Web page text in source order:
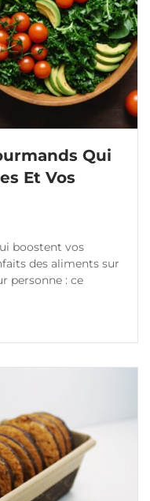
Qui
Et Vos
boostent vos
des aliments sur
personne : ce